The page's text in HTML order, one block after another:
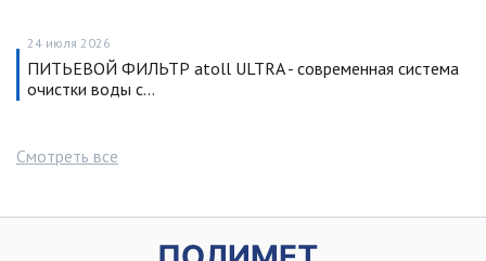
24 июля 2026
ПИТЬЕВОЙ ФИЛЬТР atoll ULTRA - современная система
очистки воды с…
Смотреть все